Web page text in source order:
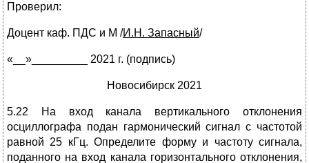
Проверил:
Доцент каф. ПДС и М /И.Н. Запасный/
«__»_________ 2021 г. (подпись)
Новосибирск 2021
5.22 На вход канала вертикального отклонения
осциллографа подан гармонический сигнал с частотой
равной 25 кГц. Определите форму и частоту сигнала,
поданного на вход канала горизонтального отклонения,